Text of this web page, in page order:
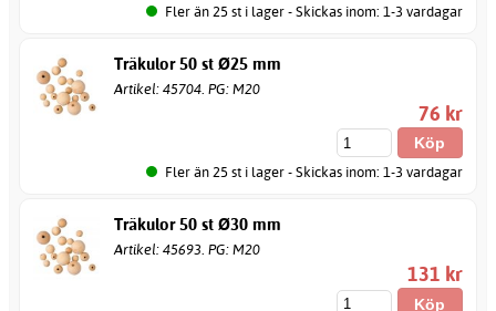
Fler än 25 st i lager - Skickas inom: 1-3 vardagar
Träkulor 50 st Ø25 mm
Artikel: 45704. PG: M20
76 kr
Fler än 25 st i lager - Skickas inom: 1-3 vardagar
Träkulor 50 st Ø30 mm
Artikel: 45693. PG: M20
131 kr